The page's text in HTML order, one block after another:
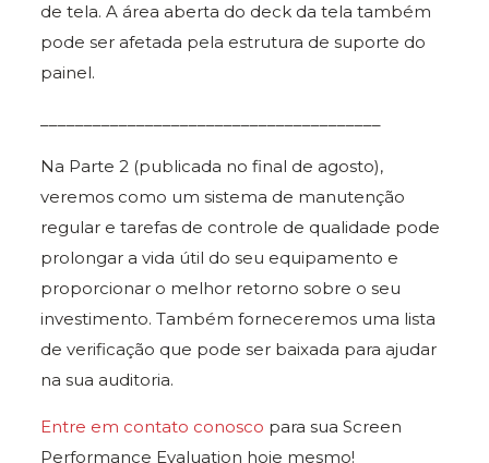
de tela. A área aberta do deck da tela também
pode ser afetada pela estrutura de suporte do
painel.
Na Parte 2 (publicada no final de agosto),
veremos como um sistema de manutenção
regular e tarefas de controle de qualidade pode
prolongar a vida útil do seu equipamento e
proporcionar o melhor retorno sobre o seu
investimento. Também forneceremos uma lista
de verificação que pode ser baixada para ajudar
na sua auditoria.
Entre em contato conosco para sua Screen
Performance Evaluation hoje mesmo!